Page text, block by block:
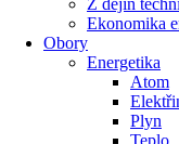
Ekonomika
Obory
Energetika
Atom
Plyn
Teplo